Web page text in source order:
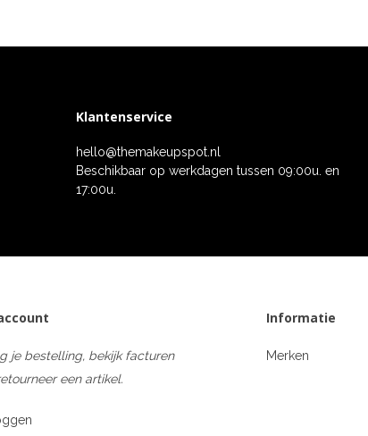
Klantenservice
hello@themakeupspot.nl
Beschikbaar op werkdagen tussen 09:00u. en
17:00u.
je bestelling, bekijk facturen
een artikel.
Informatie
Merken